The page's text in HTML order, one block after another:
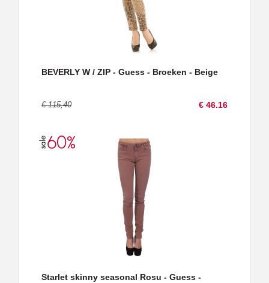
BEVERLY W / ZIP - Guess - Broeken - Beige
€ 115,40 € 46.16
Starlet skinny seasonal Rosu - Guess -